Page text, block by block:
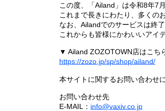
この度、「Ailand」は令和8年7
これまで長きにわたり、多くの
なお、Ailandでのサービスは終
これからも皆様にかわいいアイ
▼ Ailand ZOZOTOWN店はこち
https://zozo.jp/sp/shop/ailand/
本サイトに関するお問い合わせ
お問い合わせ先
E-MAIL： info@vaxiv.co.jp